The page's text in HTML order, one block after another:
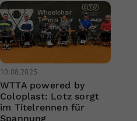
10.08.2025
WTTA powered by
Coloplast: Lotz sorgt
im Titelrennen für
Spannung